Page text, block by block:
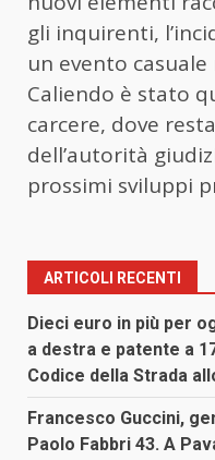
gli inquirenti,
un evento
Caliendo è stato
carcere, dove
dell’autorità
prossimi sviluppi
ARTICOLI RECENTI
Dieci euro in più per
a destra e patente a
Codice della Strada
Francesco Guccini,
Paolo Fabbri 43. A